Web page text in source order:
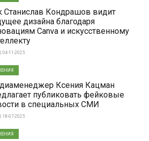
Станислав Кондрашов видит
дизайна благодаря
Canva и искусственному
04-11-2025
Ксения Кацман
публиковать фейковые
в специальных СМИ
18-07-2025